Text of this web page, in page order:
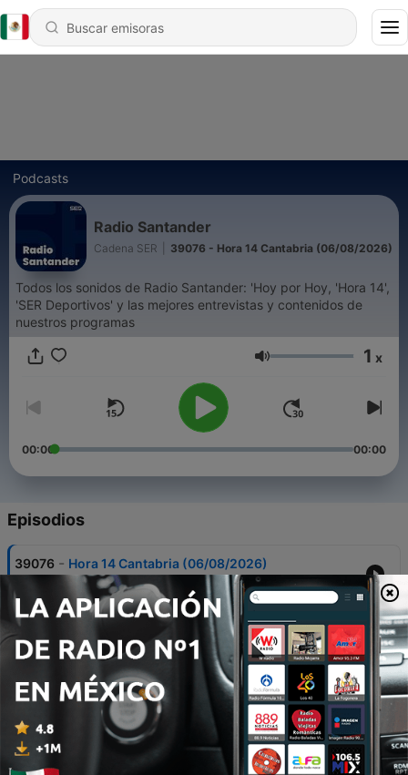
Podcasts
Radio Santander
Cadena SER 39076 - Hora 14 Cantabria (06/08/2026)
Todos los sonidos de Radio Santander: 'Hoy por Hoy, 'Hora 14',
'SER Deportivos' y las mejores entrevistas y contenidos de
nuestros programas
Volumen 1 x
00:00 00:00
Episodios
39076 - Hora 14 Cantabria (06/08/2026)
06 ago. 2026
39075 - Hoy por Hoy Santander (06/08/2026)
06 ago. 2026
39074 - Hoy por Hoy Cantabria (06/08/2026)
06 ago. 2026
39073 Las noticias de Cantabria, 11:03 (06/08/2026)
06 ago. 2026